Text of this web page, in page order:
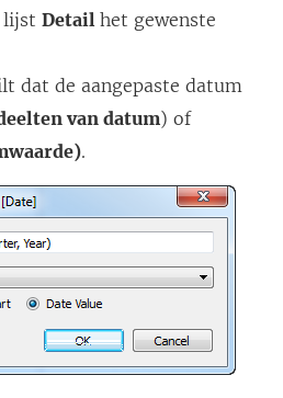
lijst Detail het gewenste
dat de aangepaste datum
van datum) of
.